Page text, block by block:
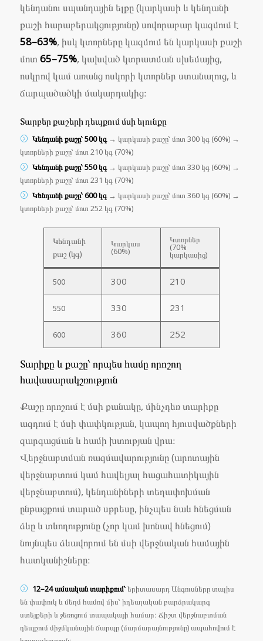
կենդանու սպանդային ելքը (կարկասի և կենդանի
քաշի հարաբերակցությունը) սովորաբար կազմում է
58–63%, իսկ կտորները կազմում են կարկասի քաշի
մոտ65–75%, կախված կտրատման սխեմայից,
ոսկրով կամ առանց ոսկորի կտորներ ստանալուց, և
ճարպածածկի մակարդակից։
Տարբեր քաշերի դեպքում մսի ելունքը
Կենդանի քաշը՝ 500 կգ→ կարկասի քաշը՝ մոտ 300 կգ (60%) →
կտորների քաշը՝ մոտ 210 կգ (70%)
Կենդանի քաշը՝ 550 կգ→ կարկասի քաշը՝ մոտ 330 կգ (60%) →
կտորների քաշը՝ մոտ 231 կգ (70%)
Կենդանի քաշը՝ 600 կգ→ կարկասի քաշը՝ մոտ 360 կգ (60%) →
կտորների քաշը՝ մոտ 252 կգ (70%)
Կենդանի
քաշ (կգ)
Կարկաս
(60%)
Կտորներ
(70%
կարկասից)
500 300 210
550 330 231
600 360 252
Տարիքը և քաշը՝ որպես համը որոշող
հավասարակշռություն
Քաշը որոշում է մսի քանակը, մինչդեռ տարիքը
ազդում է մսի փափկության, կապող հյուսվածքների
զարգացման և համի խտության վրա։
Վերջնաբտման ռազմավարությունը (արոտային
վերջնաբտում կամ հավելյալ հացահատիկային
վերջնաբտում), կենդանիների տեղափոխման
ընթացքում տարած սթրեսը, ինչպես նաև հնեցման
ձևը և տևողությունը (չոր կամ խոնավ հնեցում)
նույնպես ձևավորում են մսի վերջնական համային
հատկանիշները։
12–24 ամսական տարիքում՝երիտասարդ Անգուսները տալիս
են փափուկ և մեղմ համով միս՝ իդեալական բարձրակարգ
ստեյքերի և ջեռոցում տապակայի համար։ Ճիշտ վերջնաբտման
դեպքում միջմկանային ճարպը (մարմարայնությունը) ապահովում է